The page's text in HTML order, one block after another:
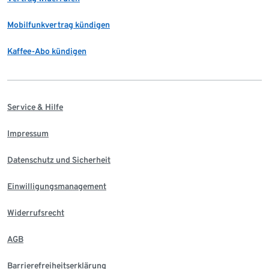
Mobilfunkvertrag kündigen
Kaffee-Abo kündigen
Service & Hilfe
Impressum
Datenschutz und Sicherheit
Einwilligungsmanagement
Widerrufsrecht
AGB
Barrierefreiheitserklärung